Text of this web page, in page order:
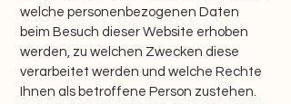
welche personenbezogenen Daten
beim Besuch dieser Website erhoben
werden, zu welchen Zwecken diese
verarbeitet werden und welche Rechte
Ihnen als betroffene Person zustehen.